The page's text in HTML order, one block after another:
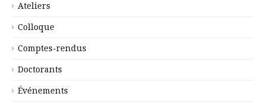
Ateliers
Colloque
Comptes-rendus
Doctorants
Événements